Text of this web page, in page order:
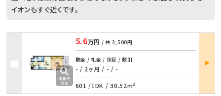
イオンもすぐ近くです。
5.6万円 / 共 3,500円
敷金 / 礼金 / 保証 / 敷引
- / 2ヶ月 / - / -
601 /1DK /30.52m²
部屋
詳細